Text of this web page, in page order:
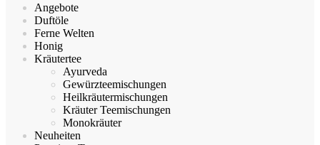
Angebote
Duftöle
Ferne Welten
Honig
Kräutertee
Ayurveda
Gewürzteemischungen
Heilkräutermischungen
Kräuter Teemischungen
Monokräuter
Neuheiten